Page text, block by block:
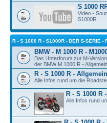
S 1000
Video -
S1000R
R - S 1000 R - S1000R - DER S-SERIE -
BMW - M 1000 R -
Das Unterforum zur M-
der BMW M 1000 R - Allgemein
R - S 1000 R -
Alle Infos rund um die
R - S 1000 R
Alle Infos rund